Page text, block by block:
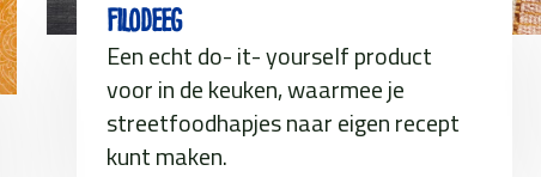
Filodeeg
Een echt do- it- yourself product
voor in de keuken, waarmee je
streetfoodhapjes naar eigen recept
kunt maken.